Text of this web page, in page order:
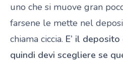
uno che si muove gran
farsene le mette nel
chiama ciccia. E’ il
quindi devi scegliere se